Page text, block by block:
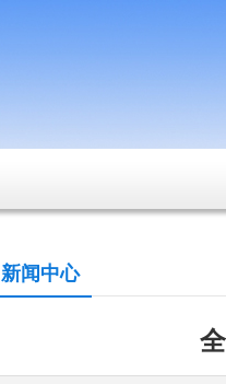
新闻中心